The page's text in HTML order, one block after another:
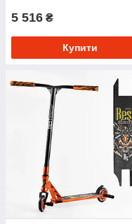
5 516 ₴
Купити